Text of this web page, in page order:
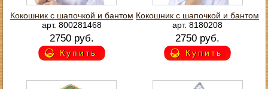
Кокошник с шапочкой и бантом
арт. 800281468
2750 руб.
Купить
Кокошник с шапочкой и бантом
арт. 8180208
2750 руб.
Купить